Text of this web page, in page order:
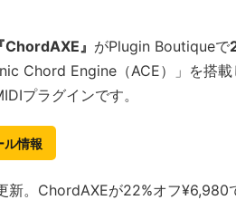
『ChordAXE』 がPlugin Boutiqueで
Chord Engine（ACE）」を搭
プラグインです。
ル情報
新。ChordAXEが22%オフ¥6,980